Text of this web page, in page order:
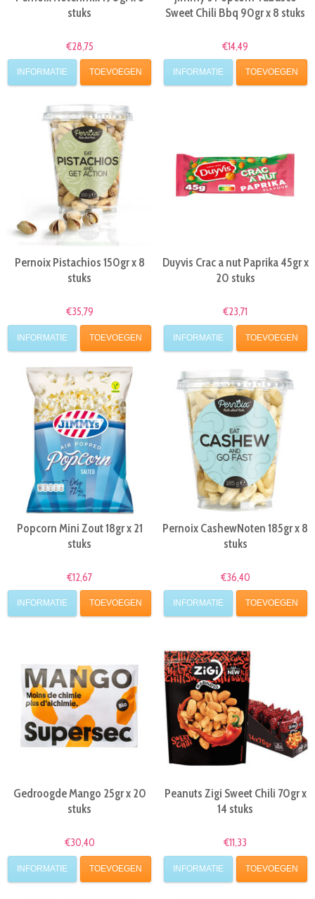
stuks
€28,75
INFORMATIE TOEVOEGEN
Sweet Chili Bbq 90gr x 8 stuks
€14,49
INFORMATIE TOEVOEGEN
Pernoix Pistachios 150gr x 8
stuks
€35,79
INFORMATIE TOEVOEGEN
Duyvis Crac a nut Paprika 45gr x
20 stuks
€23,71
INFORMATIE TOEVOEGEN
Popcorn Mini Zout 18gr x 21
stuks
€12,67
INFORMATIE TOEVOEGEN
Pernoix CashewNoten 185gr x 8
stuks
€36,40
INFORMATIE TOEVOEGEN
Gedroogde Mango 25gr x 20
stuks
€30,40
INFORMATIE TOEVOEGEN
Peanuts Zigi Sweet Chili 70gr x
14 stuks
€11,33
INFORMATIE TOEVOEGEN